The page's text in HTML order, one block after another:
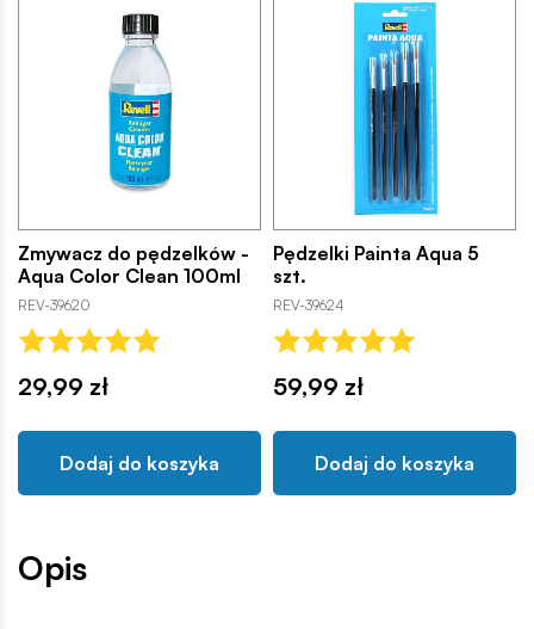
Zmywacz do pędzelków -
Aqua Color Clean 100ml
REV-39620
29,99 zł
Dodaj do koszyka
Pędzelki Painta Aqua 5
szt.
REV-39624
59,99 zł
Dodaj do koszyka
Opis